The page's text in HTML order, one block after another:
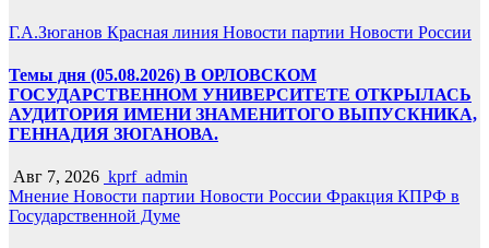
Г.А.Зюганов Красная линия Новости партии Новости России
Темы дня (05.08.2026) В ОРЛОВСКОМ
ГОСУДАРСТВЕННОМ УНИВЕРСИТЕТЕ ОТКРЫЛАСЬ
АУДИТОРИЯ ИМЕНИ ЗНАМЕНИТОГО ВЫПУСКНИКА,
ГЕННАДИЯ ЗЮГАНОВА.
Авг 7, 2026 kprf_admin
Мнение Новости партии Новости России Фракция КПРФ в
Государственной Думе